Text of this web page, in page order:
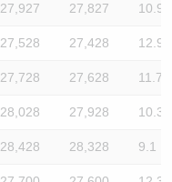
27,927 27,827 10.9
27,528 27,428 12.9
27,728 27,628 11.7
28,028 27,928 10.3
28,428 28,328 9.1